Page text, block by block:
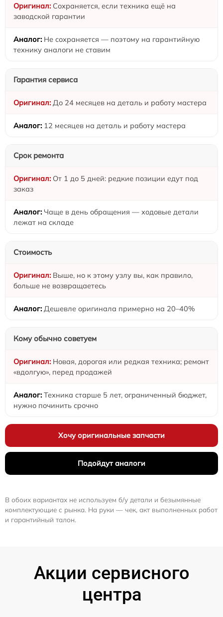
Сохраняется, если техника ещё на
заводской гарантии
Не сохраняется — поэтому на гарантийную
технику аналоги не ставим
Гарантия сервиса
До 24 месяцев на деталь и работу мастера
12 месяцев на деталь и работу мастера
Срок ремонта
От 1 до 5 дней: редкие позиции едут под
заказ
Чаще в день обращения — ходовые детали
лежат на складе
Стоимость
Выше, но к этому узлу вы, как правило,
больше не возвращаетесь
Дешевле оригинала примерно на 20–40%
Кому обычно советуем
Новая, дорогая или редкая техника; ремонт
«вдолгую», перед продажей
Техника старше 5 лет, ограниченный бюджет,
нужно починить срочно
Хочу оригинальные запчасти
Подойдут аналоги
В обоих вариантах не используем б/у детали и безымянные
комплектующие с рынка. На руки — чек, акт выполненных работ
и гарантийный талон.
Акции сервисного
центра